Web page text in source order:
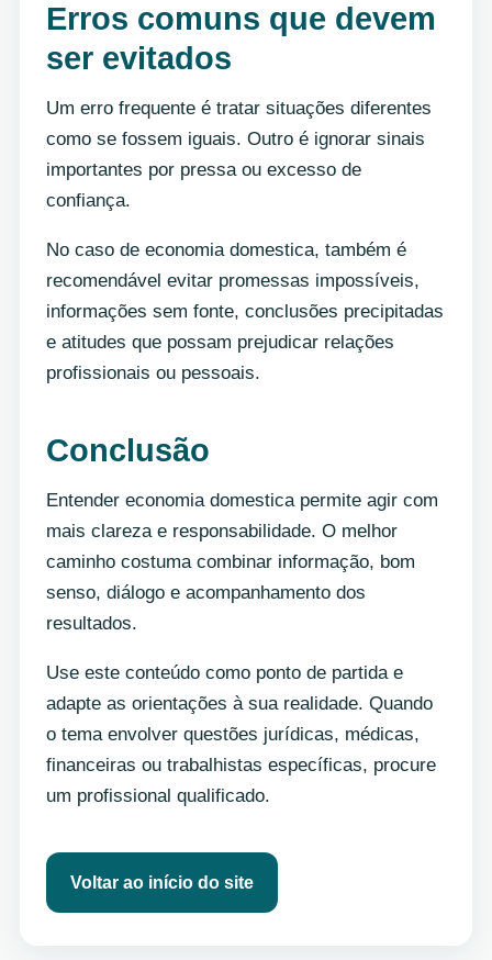
Erros comuns que devem
ser evitados
Um erro frequente é tratar situações diferentes
como se fossem iguais. Outro é ignorar sinais
importantes por pressa ou excesso de
confiança.
No caso de economia domestica, também é
recomendável evitar promessas impossíveis,
informações sem fonte, conclusões precipitadas
e atitudes que possam prejudicar relações
profissionais ou pessoais.
Conclusão
Entender economia domestica permite agir com
mais clareza e responsabilidade. O melhor
caminho costuma combinar informação, bom
senso, diálogo e acompanhamento dos
resultados.
Use este conteúdo como ponto de partida e
adapte as orientações à sua realidade. Quando
o tema envolver questões jurídicas, médicas,
financeiras ou trabalhistas específicas, procure
um profissional qualificado.
Voltar ao início do site